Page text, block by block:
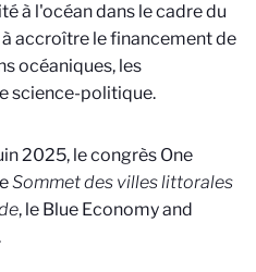
à l'océan dans le cadre du
accroître le financement de
océaniques, les
science-politique.
2025, le congrès One
Sommet des villes littorales
, le Blue Economy and